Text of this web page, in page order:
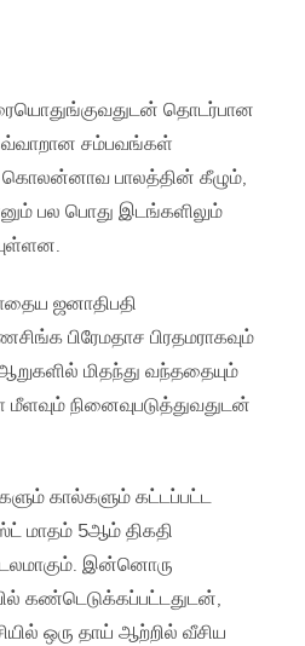
தொடர்பான
சம்பவங்கள்
கொலன்னாவ பாலத்தின் கீழும்,
பல பொது இடங்களிலும்
ஜனாதிபதி
பிரேமதாச பிரதமராகவும்
மிதந்து வந்ததையும்
நினைவுபடுத்துவதுடன்
கால்களும் கட்டப்பட்ட
மாதம் 5ஆம் திகதி
இன்னொரு
கண்டெடுக்கப்பட்டதுடன்,
ஒரு தாய் ஆற்றில் வீசிய